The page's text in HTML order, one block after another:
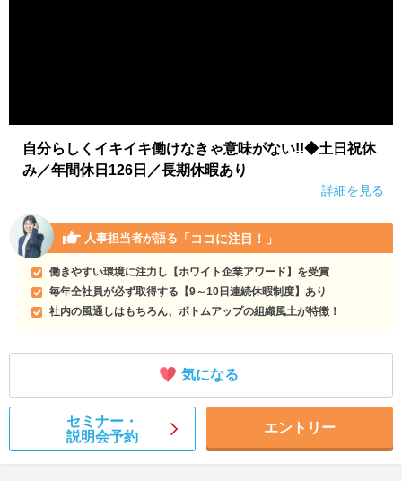
自分らしくイキイキ働けなきゃ意味がない!!◆土日祝休
み／年間休日126日／長期休暇あり
詳細を見る
人事担当者が語る 「ココに注目！」
働きやすい環境に注力し【ホワイト企業アワード】を受賞
毎年全社員が必ず取得する【9～10日連続休暇制度】あり
社内の風通しはもちろん、ボトムアップの組織風土が特徴！
気になる
セミナー・
説明会予約
エントリー